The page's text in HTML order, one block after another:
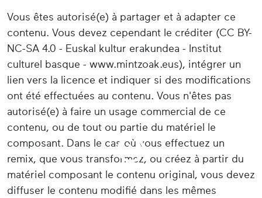
Vous êtes autorisé(e) à partager et à adapter ce
contenu. Vous devez cependant le créditer (CC BY-
NC-SA 4.0 - Euskal kultur erakundea - Institut
culturel basque - www.mintzoak.eus), intégrer un
lien vers la licence et indiquer si des modifications
ont été effectuées au contenu. Vous n'êtes pas
autorisé(e) à faire un usage commercial de ce
contenu, ou de tout ou partie du matériel le
composant. Dans le cas où vous effectuez un
remix, que vous transformez, ou créez à partir du
matériel composant le contenu original, vous devez
diffuser le contenu modifié dans les mêmes